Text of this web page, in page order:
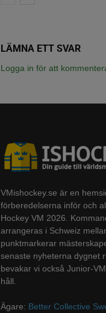
LÄMNA ETT SVAR
Logga in för att
VMishockey.se är en
förberedelserna inför och
Hockey VM 2026.
arrangeras i Schweiz
punktmarkerar
senaste nyheterna dygnet
bevakar vi också Junior-
håll.
Ägare: Better Collective